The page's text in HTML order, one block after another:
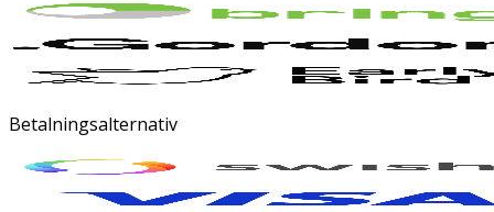
Betalningsalternativ